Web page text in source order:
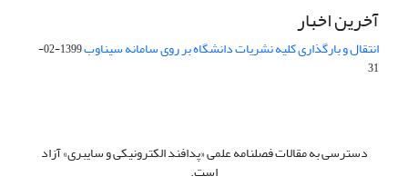
آخرین اخبار
انتقال و بارگذاری کلیه نشریات دانشگاه بر روی سامانه سیناوب
1399-02-
31
دسترسی به مقالات فصلنامه علمی «پدافند الکترونیکی و سایبری» آزاد
است.